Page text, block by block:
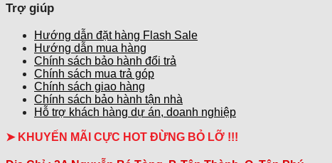
Trợ giúp
Hướng dẫn đặt hàng Flash Sale
Hướng dẫn mua hàng
Chính sách bảo hành đổi trả
Chính sách mua trả góp
Chính sách giao hàng
Chính sách bảo hành tận nhà
Hỗ trợ khách hàng dự án, doanh nghiệp
➤ KHUYẾN MÃI CỰC HOT ĐỪNG BỎ LỠ !!!